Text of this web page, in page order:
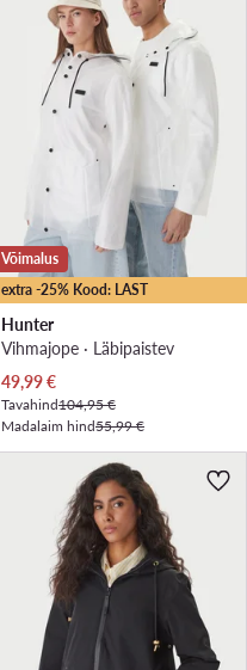
extra -25% Kood: LAST
Võimalus
Hunter
Vihmajope · Läbipaistev
Praegune hind
49,99€
Tavahind104,95 €
Madalaim hind55,99 €